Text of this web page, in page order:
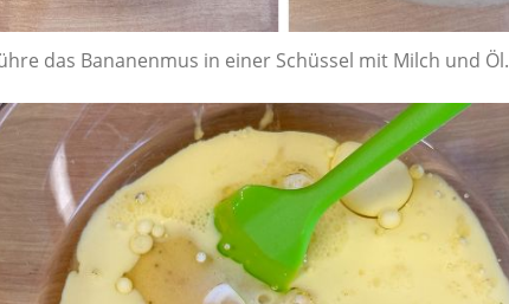
das Bananenmus in einer Schüssel mit Milch und Öl.